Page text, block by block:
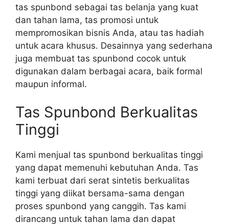
tas spunbond sebagai tas belanja yang kuat
dan tahan lama, tas promosi untuk
mempromosikan bisnis Anda, atau tas hadiah
untuk acara khusus. Desainnya yang sederhana
juga membuat tas spunbond cocok untuk
digunakan dalam berbagai acara, baik formal
maupun informal.
Tas Spunbond Berkualitas
Tinggi
Kami menjual tas spunbond berkualitas tinggi
yang dapat memenuhi kebutuhan Anda. Tas
kami terbuat dari serat sintetis berkualitas
tinggi yang diikat bersama-sama dengan
proses spunbond yang canggih. Tas kami
dirancang untuk tahan lama dan dapat